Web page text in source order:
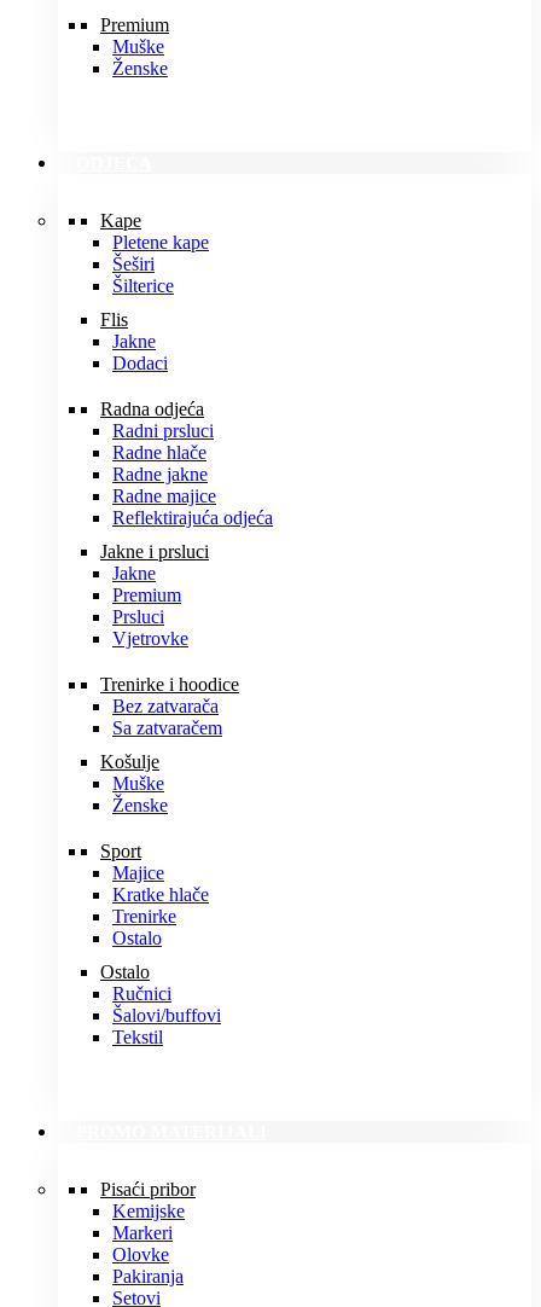
Premium
Muške
Ženske
Kape
Pletene kape
Šeširi
Šilterice
Flis
Jakne
Dodaci
Radna odjeća
Radni prsluci
Radne hlače
Radne jakne
Radne majice
Reflektirajuća odjeća
Jakne i prsluci
Jakne
Premium
Prsluci
Vjetrovke
Trenirke i hoodice
Bez zatvarača
Sa zatvaračem
Košulje
Muške
Ženske
Sport
Majice
Kratke hlače
Trenirke
Ostalo
Ostalo
Ručnici
Šalovi/buffovi
Tekstil
Pisaći pribor
Kemijske
Markeri
Olovke
Pakiranja
Setovi